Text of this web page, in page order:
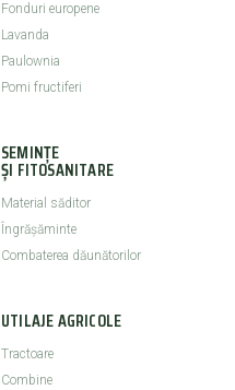
Fonduri europene
Lavanda
Paulownia
Pomi fructiferi
SEMINȚE
ȘI FITOSANITARE
Material săditor
Îngrășăminte
Combaterea dăunătorilor
UTILAJE AGRICOLE
Tractoare
Combine